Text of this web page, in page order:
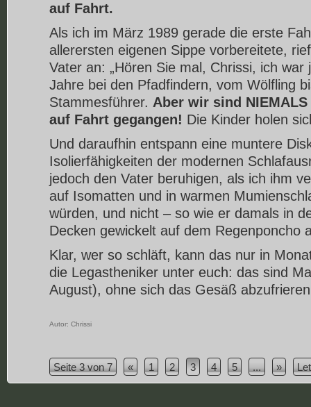
auf Fahrt.
Als ich im März 1989 gerade die erste
allerersten eigenen Sippe vorbereitete,
Vater an: „Hören Sie mal, Chrissi, ich war
Jahre bei den Pfadfindern, vom Wölfling
Stammesführer. Aber wir sind
auf Fahrt gegangen! Die Kinder holen
Und daraufhin entspann eine muntere
Isolierfähigkeiten der modernen
jedoch den Vater beruhigen, als ich ihm
auf Isomatten und in warmen
würden, und nicht – so wie er damals in
Decken gewickelt auf dem Regenponcho
Klar, wer so schläft, kann das nur in
die Legastheniker unter euch: das sind
August), ohne sich das Gesäß
Autor: Chrissi
Seite 3 von 7 « 1 2 3 4 5 ... »